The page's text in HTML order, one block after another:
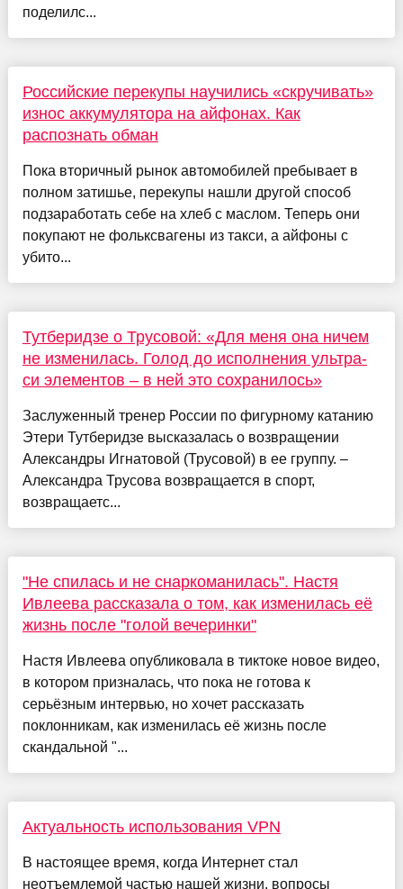
поделилс...
Российские перекупы научились «скручивать»
износ аккумулятора на айфонах. Как
распознать обман
Пока вторичный рынок автомобилей пребывает в
полном затишье, перекупы нашли другой способ
подзаработать себе на хлеб с маслом. Теперь они
покупают не фольксвагены из такси, а айфоны с
убито...
Тутберидзе о Трусовой: «Для меня она ничем
не изменилась. Голод до исполнения ультра-
си элементов – в ней это сохранилось»
Заслуженный тренер России по фигурному катанию
Этери Тутберидзе высказалась о возвращении
Александры Игнатовой (Трусовой) в ее группу. –
Александра Трусова возвращается в спорт,
возвращаетс...
"Не спилась и не снаркоманилась". Настя
Ивлеева рассказала о том, как изменилась её
жизнь после "голой вечеринки"
Настя Ивлеева опубликовала в тиктоке новое видео,
в котором призналась, что пока не готова к
серьёзным интервью, но хочет рассказать
поклонникам, как изменилась её жизнь после
скандальной "...
Актуальность использования VPN
В настоящее время, когда Интернет стал
неотъемлемой частью нашей жизни, вопросы